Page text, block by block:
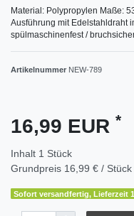
Material: Polypropylen Maße:
Ausführung mit Edelstahldraht
spülmaschinenfest /
Artikelnummer NEW-789
16,99 EUR *
Inhalt 1 Stück
Grundpreis 16,99 € / Stück
Sofort versandfertig, Lieferzeit